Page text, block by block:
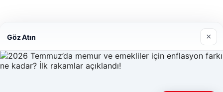
26/05/2026
Göz Atın ×